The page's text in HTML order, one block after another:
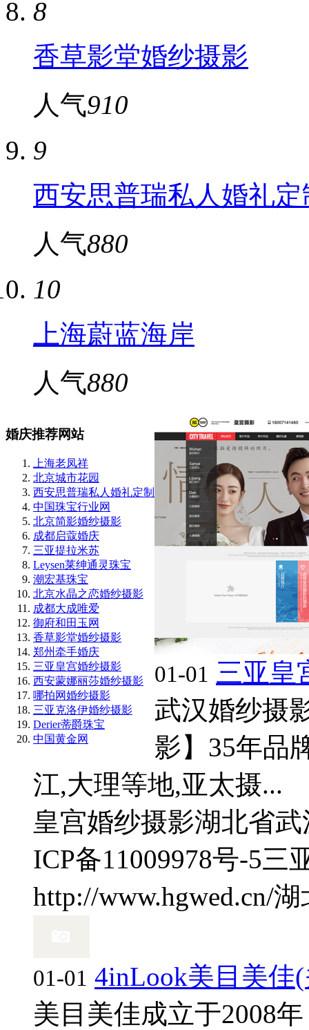
8
香草影堂婚纱摄影
人气910
9
西安思普瑞私人婚礼定
人气880
10
上海蔚蓝海岸
人气880
婚庆推荐网站
上海老凤祥
北京城市花园
西安思普瑞私人婚礼定制
中国珠宝行业网
北京简影婚纱摄影
成都启蔻婚庆
三亚提拉米苏
Leysen莱绅通灵珠宝
潮宏基珠宝
北京水晶之恋婚纱摄影
成都大成唯爱
御府和田玉网
香草影堂婚纱摄影
郑州牵手婚庆
三亚皇宫婚纱摄影
西安蒙娜丽莎婚纱摄影
哪拍网婚纱摄影
三亚克洛伊婚纱摄影
Derier蒂爵珠宝
中国黄金网
01-01 三亚皇
武汉婚纱摄
影】35年品
江,大理等地,亚太摄...
皇宫婚纱摄影湖北省
ICP备11009978号-5三
http://www.hgwed.cn/湖
01-01 4inLook美目美佳
美目美佳成立于2008